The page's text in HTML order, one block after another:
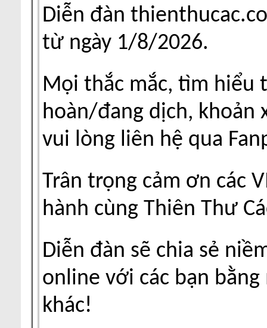
Diễn đàn
từ ngày 1/8/2026.
Mọi thắc mắc, tìm hiểu
hoàn/đang dịch, khoản
vui lòng liên hệ qua
Trân trọng cảm ơn các
hành cùng Thiên Thư
Diễn đàn sẽ chia sẻ
online với các bạn
khác!